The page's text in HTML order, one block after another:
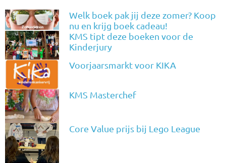
Welk boek pak jij deze zomer? Koop
nu en krijg boek cadeau!
KMS tipt deze boeken voor de
Kinderjury
Voorjaarsmarkt voor KIKA
KMS Masterchef
Core Value prijs bij Lego League